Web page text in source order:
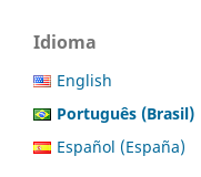
Idioma
English
Português (Brasil)
Español (España)